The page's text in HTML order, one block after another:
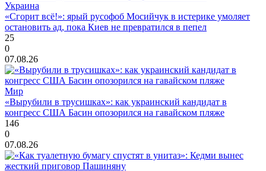
Украина
«Сгорит всё!»: ярый русофоб Мосийчук в истерике умоляет
остановить ад, пока Киев не превратился в пепел
25
0
07.08.26
Мир
«Вырубили в трусишках»: как украинский кандидат в
конгресс США Басин опозорился на гавайском пляже
146
0
07.08.26